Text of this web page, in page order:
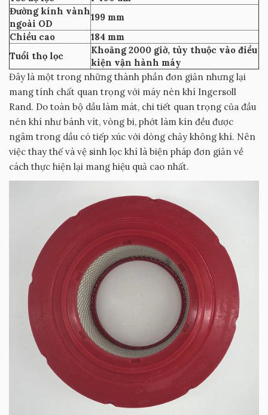
Đường kính vành
ngoài OD
199 mm
Chiều cao
184 mm
Tuổi thọ lọc
Khoảng 2000 giờ, tùy thuộc vào điều
kiện vận hành máy
Đây là một trong những thành phần đơn giản nhưng lại
mang tính chất quan trọng với máy nén khí Ingersoll
Rand. Do toàn bộ dầu làm mát, chi tiết quan trọng của đầu
nén khí như bánh vít, vòng bi, phớt làm kín đều được
ngâm trong dầu có tiếp xúc với dòng chảy không khí. Nên
việc thay thế và vệ sinh lọc khí là biện pháp đơn giản về
cách thực hiện lại mang hiệu quả cao nhất.